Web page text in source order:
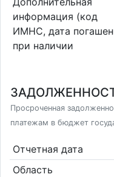
информация (код
ИМНС, дата
при наличии
Просроченная
платежам в бюджет
Отчетная дата
Область